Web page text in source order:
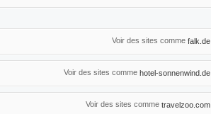
Voir des sites comme falk.de
Voir des sites comme hotel-sonnenwind.de
Voir des sites comme travelzoo.com